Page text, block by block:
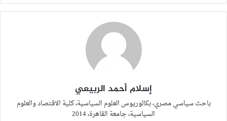
إسلام أحمد الربيعي
باحث سياسي مصري، بكالوريوس العلوم السياسية، كلية الاقتصاد والعلوم
السياسية، جامعة القاهرة، 2014